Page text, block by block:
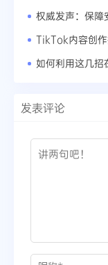
权威发声：保
TikTok内容创
如何利用这几招
发表评论